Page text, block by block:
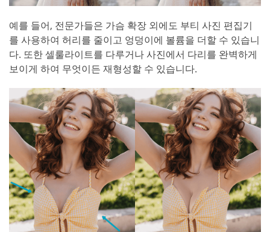
예를 들어, 전문가들은 가슴 확장 외에도 부티 사진 편집기
를 사용하여 허리를 줄이고 엉덩이에 볼륨을 더할 수 있습니
다. 또한 셀룰라이트를 다루거나 사진에서 다리를 완벽하게
보이게 하여 무엇이든 재형성할 수 있습니다.